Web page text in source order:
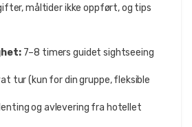
måltider ikke oppført, og tips
7–8 timers guidet sightseeing
tur (kun for din gruppe, fleksible
og avlevering fra hotellet